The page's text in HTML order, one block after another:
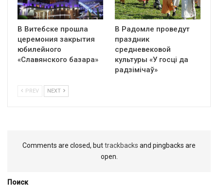
В Витебске прошла
церемония закрытия
юбилейного
«Славянского базара»
В Радомле проведут
праздник
средневековой
культуры «У госці да
радзімічаў»
PREV NEXT
Comments are closed, buttrackbacks and pingbacks are
open.
Поиск